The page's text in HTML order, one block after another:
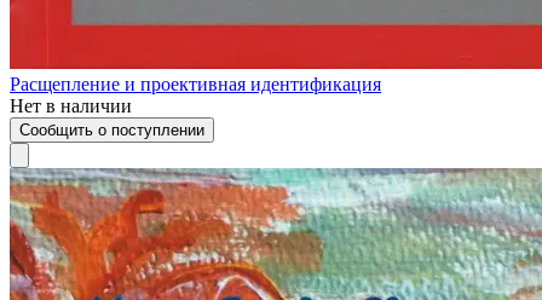
Расщепление и проективная идентификация
Нет в наличии
Сообщить о поступлении